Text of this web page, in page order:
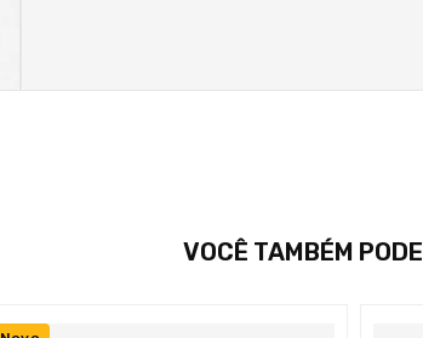
VOCÊ TAMBÉM